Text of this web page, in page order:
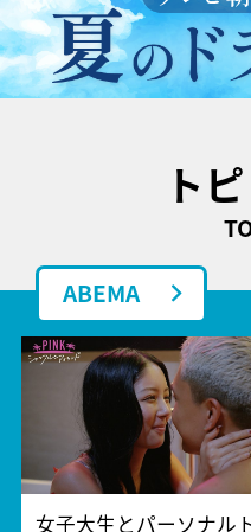
ト
ABEMA
女子大生とパーソナル